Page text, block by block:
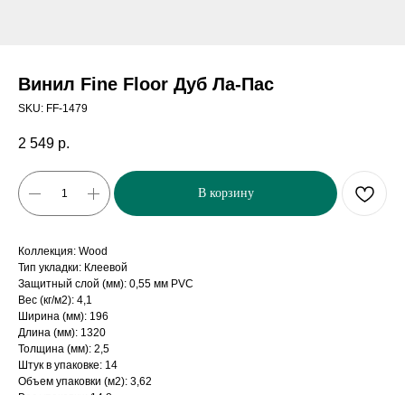
Винил Fine Floor Дуб Ла-Пас
SKU: FF-1479
2 549 р.
В корзину
Коллекция: Wood
Тип укладки: Клеевой
Защитный слой (мм): 0,55 мм PVC
Вес (кг/м2): 4,1
Ширина (мм): 196
Длина (мм): 1320
Толщина (мм): 2,5
Штук в упаковке: 14
Объем упаковки (м2): 3,62